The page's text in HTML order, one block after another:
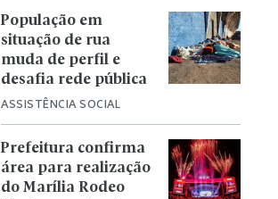
ASSISTÊNCIA SOCIAL
População em
situação de rua
muda de perfil e
desafia rede pública
Prefeitura confirma
área para realização
do Marília Rodeo